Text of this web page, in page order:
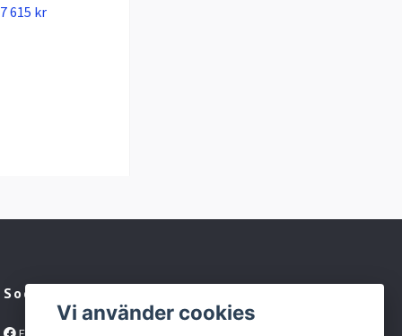
7 615 kr
Sociala medier
Vi använder cookies